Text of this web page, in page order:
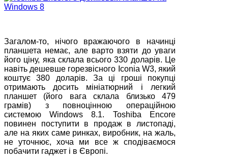
Загалом-то, нічого вражаючого в начинці
планшета немає, але варто взяти до уваги
його ціну, яка склала всього 330 доларів. Це
навіть дешевше горезвісного Iconia W3, який
коштує 380 доларів. За ці гроші покупці
отримають досить мініатюрний і легкий
планшет (його вага склала близько 479
грамів) з повноцінною операційною
системою Windows 8.1. Toshiba Encore
повинен поступити в продаж в листопаді,
але на яких саме ринках, виробник, на жаль,
не уточнює, хоча ми все ж сподіваємося
побачити гаджет і в Європі.